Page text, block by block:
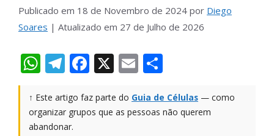
Publicado em 18 de Novembro de 2024 por Diego
Soares | Atualizado em 27 de Julho de 2026
W
at
s
T
e
gr
F
e
b
X E
ai
l
ar
e
↑ Este artigo faz parte do Guia de Células — como
organizar grupos que as pessoas não querem
abandonar.